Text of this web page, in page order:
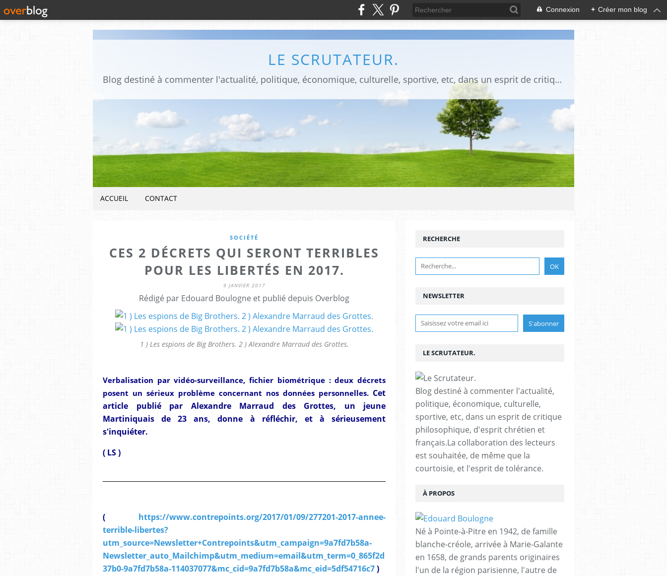
Connexion + Créer mon blog
LE SCRUTATEUR.
Blog destiné à commenter l'actualité, politique, économique, culturelle, sportive, etc, dans un esprit de critique philosophique, d'esprit chrétien et français.La collaboration des lecteurs est souhaitée, de même que la courtoisie, et l'esprit de tolérance.
ACCUEIL CONTACT
SOCIÉTÉ
CES 2 DÉCRETS QUI SERONT TERRIBLES
POUR LES LIBERTÉS EN 2017.
9 JANVIER 2017
Rédigé par Edouard Boulogne et publié depuis Overblog
1 ) Les espions de Big Brothers. 2 ) Alexandre Marraud des Grottes.
Verbalisation par vidéo-surveillance, fichier biométrique : deux décrets
posent un sérieux problème concernant nos données personnelles. Cet
article publié par Alexandre Marraud des Grottes, un jeune
Martiniquais de 23 ans, donne à réfléchir, et à sérieusement
s'inquiéter.
( LS )
( https://www.contrepoints.org/2017/01/09/277201-2017-annee-
terrible-libertes?
utm_source=Newsletter+Contrepoints&utm_campaign=9a7fd7b58a-
Newsletter_auto_Mailchimp&utm_medium=email&utm_term=0_865f2d
37b0-9a7fd7b58a-114037077&mc_cid=9a7fd7b58a&mc_eid=5df54716c7)
NEWSLETTER
RECHERCHE
LE SCRUTATEUR.
Blog destiné à commenter l'actualité,
politique, économique, culturelle,
sportive, etc, dans un esprit de critique
philosophique, d'esprit chrétien et
français.La collaboration des lecteurs
est souhaitée, de même que la
courtoisie, et l'esprit de tolérance.
À PROPOS
Né à Pointe-à-Pitre en 1942, de famille
blanche-créole, arrivée à Marie-Galante
en 1658, de grands parents originaires
l'un de la région parisienne, l'autre de